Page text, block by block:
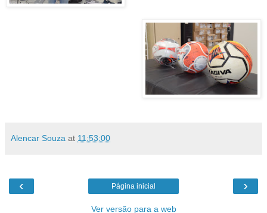
Alencar Souza at 11:53:00
‹ ›
Página inicial
Ver versão para a web